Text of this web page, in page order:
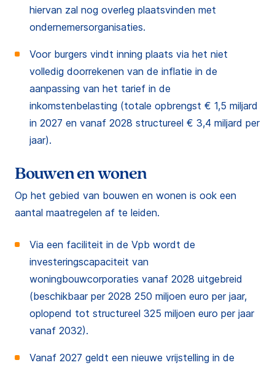
hiervan zal nog overleg plaatsvinden met
ondernemersorganisaties.
Voor burgers vindt inning plaats via het niet
volledig doorrekenen van de inflatie in de
aanpassing van het tarief in de
inkomstenbelasting (totale opbrengst € 1,5 miljard
in 2027 en vanaf 2028 structureel € 3,4 miljard per
jaar).
Bouwen en wonen
Op het gebied van bouwen en wonen is ook een
aantal maatregelen af te leiden.
Via een faciliteit in de Vpb wordt de
investeringscapaciteit van
woningbouwcorporaties vanaf 2028 uitgebreid
(beschikbaar per 2028 250 miljoen euro per jaar,
oplopend tot structureel 325 miljoen euro per jaar
vanaf 2032).
Vanaf 2027 geldt een nieuwe vrijstelling in de